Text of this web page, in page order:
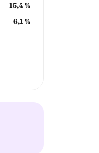
15,4 %
6,1 %